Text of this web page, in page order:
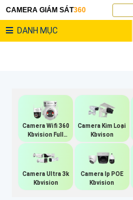
CAMERA GIÁM SÁT360
DANH MỤC
Camera Wifi 360
Kbvision Full
Color
Camera Kim Loại
Kbvison
Camera Ultra 3k
Kbvision
Camera Ip POE
Kbvision